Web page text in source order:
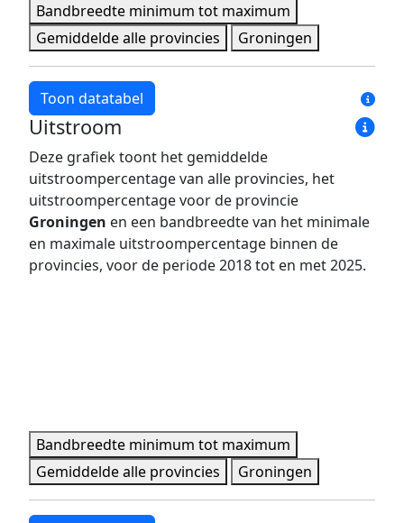
Bandbreedte minimum tot maximum
Gemiddelde alle provincies
Groningen
Toon datatabel
Jaar Bandbreedte minimum
Bandbreedte
2018 4,1%
13,9%
2019
6,6%
16,4%
2020 8,0%
17,8%
2021 7,2%
15,0%
7,1%
Uitstroom
Deze grafiek toont het gemiddelde
uitstroompercentage van alle provincies, het
uitstroompercentage voor de provincie
Groningen en een bandbreedte van het minimale
en maximale uitstroompercentage binnen de
provincies, voor de periode 2018 tot en met 2025.
Bandbreedte minimum tot maximum
Gemiddelde alle provincies
Groningen